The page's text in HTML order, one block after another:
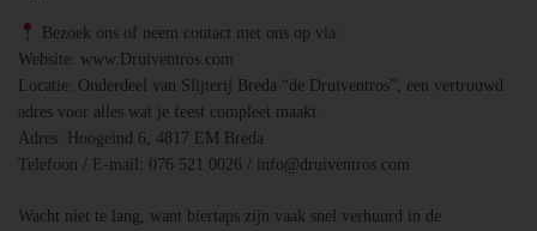
Bezoek ons of neem contact met ons op via:
Website: www.Druiventros.com
Locatie: Onderdeel van Slijterij Breda “de Druiventros”, een vertrouwd
adres voor alles wat je feest compleet maakt.
Adres: Hoogeind 6, 4817 EM Breda
Telefoon / E-mail: 076 521 0026 / info@druiventros.com
Wacht niet te lang, want biertaps zijn vaak snel verhuurd in de